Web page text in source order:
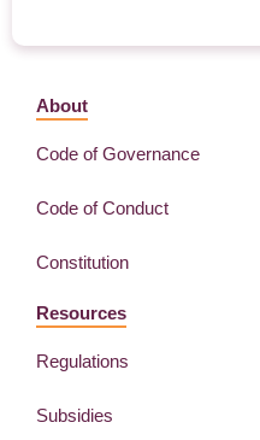
About
Code of Governance
Code of Conduct
Constitution
Resources
Regulations
Subsidies